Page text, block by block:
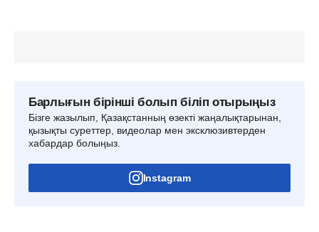
Барлығын бірінші болып біліп отырыңыз
Бізге жазылып, Қазақстанның өзекті жаңалықтарынан,
қызықты суреттер, видеолар мен эксклюзивтерден
хабардар болыңыз.
Instagram